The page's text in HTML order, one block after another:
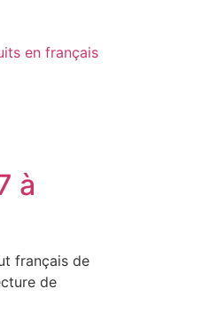
en français
à
français de
de